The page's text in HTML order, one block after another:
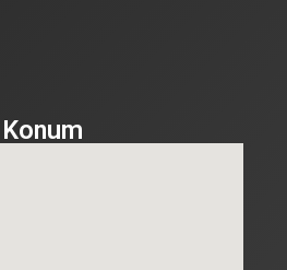
Konum